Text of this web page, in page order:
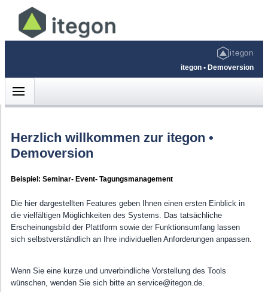
itegon
itegon • Demoversion
KUNDENBEREICH
Neueste Events
Angebot • Coaching
HILFE & INFOS
Frage per E-Mail senden
Barrierefreiheit
Impressum
ACCOUNT
Herzlich willkommen zur itegon •
Demoversion
Beispiel: Seminar- Event- Tagungsmanagement
Die hier dargestellten Features geben Ihnen einen ersten Einblick in
die vielfältigen Möglichkeiten des Systems. Das tatsächliche
Erscheinungsbild der Plattform sowie der Funktionsumfang lassen
sich selbstverständlich an Ihre individuellen Anforderungen anpassen.
Wenn Sie eine kurze und unverbindliche Vorstellung des Tools
wünschen, wenden Sie sich bitte an service@itegon.de.